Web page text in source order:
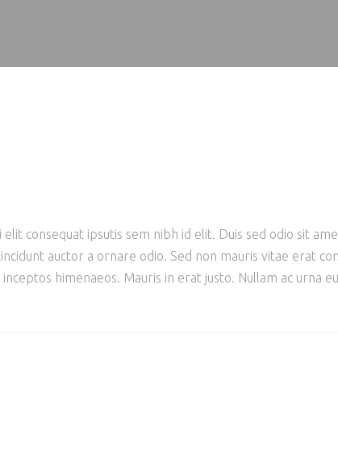
consequat ipsutis sem nibh id elit. Duis sed odio sit
auctor a ornare odio. Sed non mauris vitae erat
himenaeos. Mauris in erat justo. Nullam ac urna